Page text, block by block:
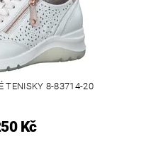
TENISKY 8-83714-20
Kč